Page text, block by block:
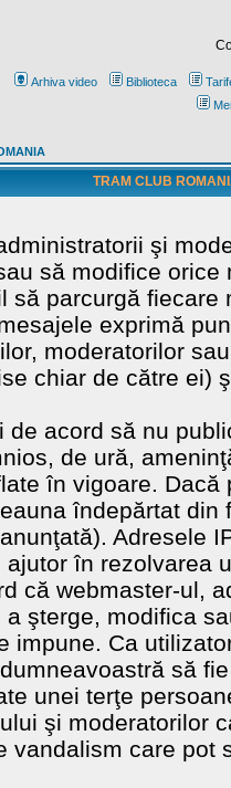
Arhiva video Biblioteca
TRAM CLUB
şi
să modifice
să parcurgă
exprimă
moderatorilor
chiar de către ei)
de acord să nu
de ură,
în vigoare.
îndepărtat
Adresele
ajutor în rezolvarea
că webmaster-ul,
a şterge, modifica
impune. Ca
să
unei terţe
şi moderatorilor
vandalism care pot